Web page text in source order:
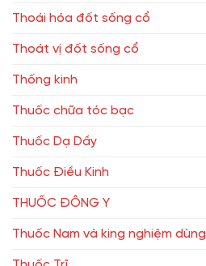
Thoái hóa đốt sống cổ
Thoát vị đốt sống cổ
Thống kinh
Thuốc chữa tóc bạc
Thuốc Dạ Dầy
Thuốc Điều Kinh
THUỐC ĐÔNG Y
Thuốc Nam và king nghiệm dùng